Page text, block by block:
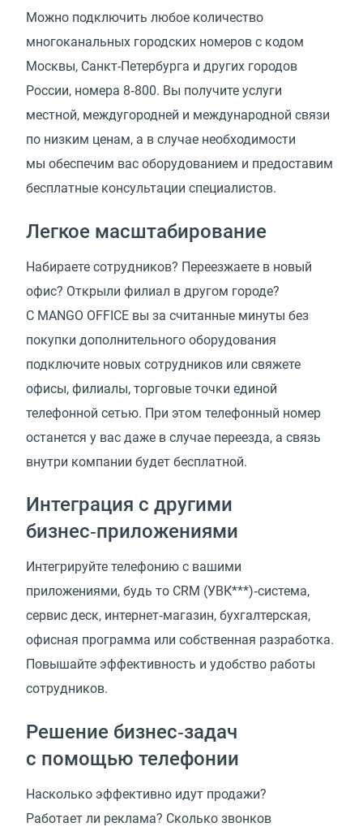
Можно подключить любое количество
многоканальных городских номеров с кодом
Москвы, Санкт-Петербурга и других городов
России, номера 8‑800. Вы получите услуги
местной, междугородней и международной связи
по низким ценам, а в случае необходимости
мы обеспечим вас оборудованием и предоставим
бесплатные консультации специалистов.
Легкое масштабирование
Набираете сотрудников? Переезжаете в новый
офис? Открыли филиал в другом городе?
С MANGO OFFICE вы за считанные минуты без
покупки дополнительного оборудования
подключите новых сотрудников или свяжете
офисы, филиалы, торговые точки единой
телефонной сетью. При этом телефонный номер
останется у вас даже в случае переезда, а связь
внутри компании будет бесплатной.
Интеграция с другими
бизнес‑приложениями
Интегрируйте телефонию с вашими
приложениями, будь то СRM (УВК***)‑система,
сервис деск, интернет‑магазин, бухгалтерская,
офисная программа или собственная разработка.
Повышайте эффективность и удобство работы
сотрудников.
Решение бизнес‑задач
с помощью телефонии
Насколько эффективно идут продажи?
Работает ли реклама? Сколько звонков